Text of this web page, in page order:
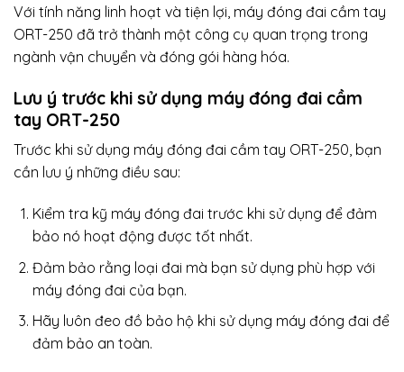
Với tính năng linh hoạt và tiện lợi, máy đóng đai cầm tay
ORT-250 đã trở thành một công cụ quan trọng trong
ngành vận chuyển và đóng gói hàng hóa.
Lưu ý trước khi sử dụng máy đóng đai cầm
tay ORT-250
Trước khi sử dụng máy đóng đai cầm tay ORT-250, bạn
cần lưu ý những điều sau:
Kiểm tra kỹ máy đóng đai trước khi sử dụng để đảm
bảo nó hoạt động được tốt nhất.
Đảm bảo rằng loại đai mà bạn sử dụng phù hợp với
máy đóng đai của bạn.
Hãy luôn đeo đồ bảo hộ khi sử dụng máy đóng đai để
đảm bảo an toàn.